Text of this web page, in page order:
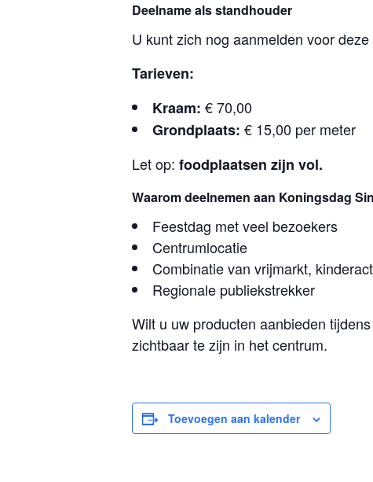
Deelname als standhouder
U kunt zich nog aanmelden voor deze
Tarieven:
Kraam: € 70,00
Grondplaats: € 15,00 per meter
Let op: foodplaatsen zijn vol.
Waarom deelnemen aan Koningsdag
Feestdag met veel bezoekers
Centrumlocatie
Combinatie van vrijmarkt,
Regionale publiekstrekker
Wilt u uw producten aanbieden
zichtbaar te zijn in het centrum.
Toevoegen aan kalender